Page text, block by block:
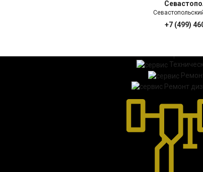
+7 (499)
Ремонт